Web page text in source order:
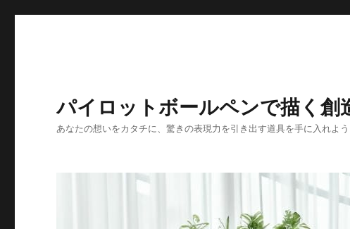
パイロットボールペンで描く創
あなたの想いをカタチに、驚きの表現力を引き出す道具を手に入れよう